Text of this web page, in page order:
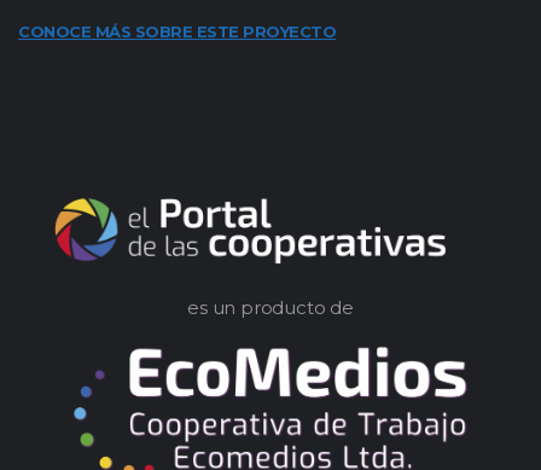
CONOCE MÁS SOBRE ESTE PROYECTO
es un producto de